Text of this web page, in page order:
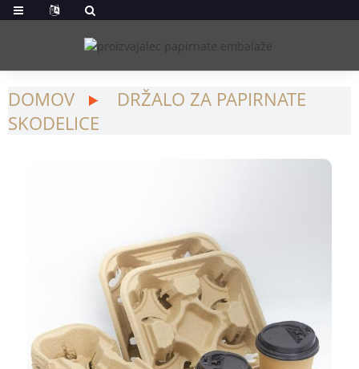
DOMOV
DRŽALO ZA PAPIRNATE
SKODELICE